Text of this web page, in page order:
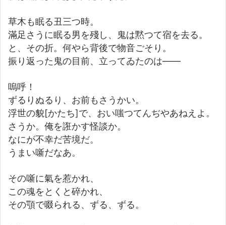
草木も眠る丑三つ時。
滿足さうに眠る男を殘し、鬼は黙つて宿を去る。
と、その折。何やら背後で物音ごそり。
振り返った鬼の目前、立ってゐたのは――
嗚呼！
ずるりぬるり、お前もさうかい。
浮世の貌[かたち]で、おい嗤つてんぢやあねえよ。
さうか。俺を誑かす怪談か。
なにが不幸だ苦境だ。
うまい噺だなあ。
その噺に氣を惹かれ、
この魂をとくと碎かれ、
その顎で啜られる、ずる、ずる。